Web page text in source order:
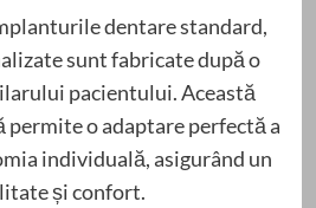
dentare standard,
sunt fabricate după o
pacientului. Această
permite o adaptare perfectă a
individuală, asigurând un
și confort.